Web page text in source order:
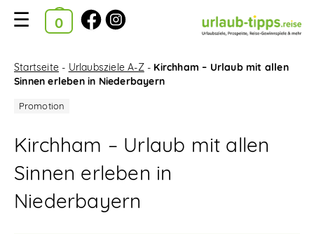
Kataloge
Suchfilter
Startseite
Urlaubsziele A-Z
Ausgewählte Kataloge
Startseite - Urlaubsziele A-Z- Kirchham – Urlaub mit allen
Sinnen erleben in Niederbayern
Kirchham – Urlaub mit allen
Sinnen erleben in
Niederbayern